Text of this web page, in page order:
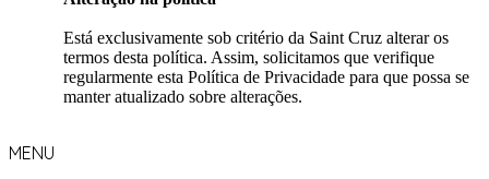
Está exclusivamente sob critério da Saint Cruz alterar os
termos desta política. Assim, solicitamos que verifique
regularmente esta Política de Privacidade para que possa se
manter atualizado sobre alterações.
MENU